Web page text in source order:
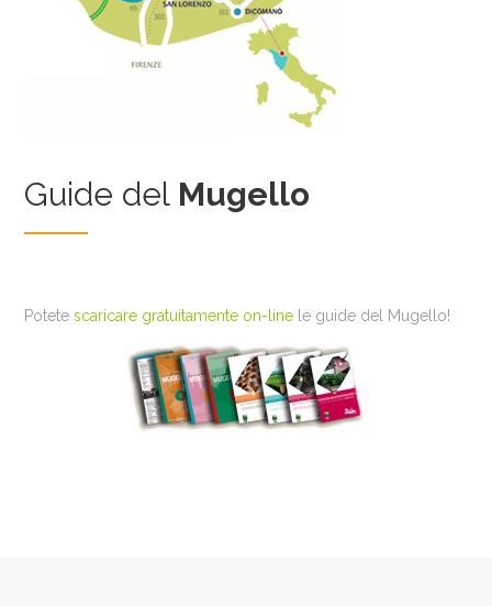
Guide del Mugello
Potetescaricare gratuitamente on-line le guide del Mugello!